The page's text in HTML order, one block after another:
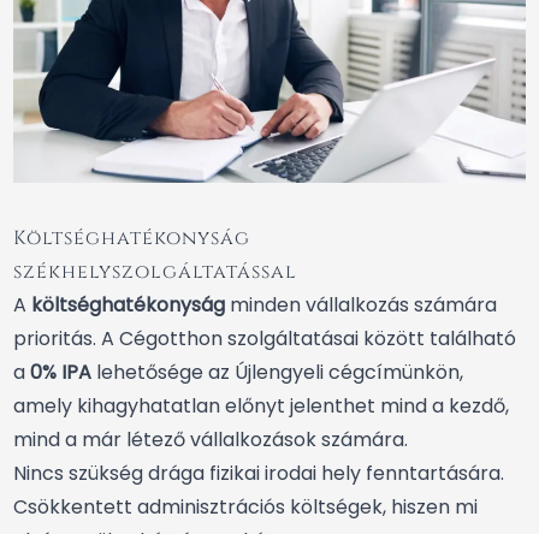
Költséghatékonyság
székhelyszolgáltatással
A költséghatékonyság minden vállalkozás számára
prioritás. A Cégotthon szolgáltatásai között található
a0% IPA lehetősége az Újlengyeli cégcímünkön,
amely kihagyhatatlan előnyt jelenthet mind a kezdő,
mind a már létező vállalkozások számára.
Nincs szükség drága fizikai irodai hely fenntartására.
Csökkentett adminisztrációs költségek, hiszen mi